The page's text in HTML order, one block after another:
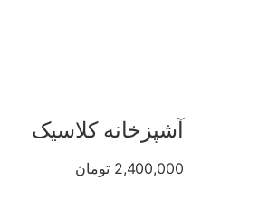
آشپزخانه کلاسیک
2,400,000 تومان